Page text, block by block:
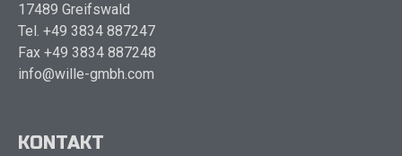
17489 Greifswald
Tel. +49 3834 887247
Fax +49 3834 887248
info@wille-gmbh.com
KONTAKT